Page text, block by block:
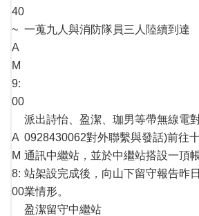
40
~
A
M
9:
00
一蒐九人與消防隊員三人陸續到達
A
M
8:
00
派出詩怡、盈潔、珈男等帶無線電
0928430062對外聯繫與發話)前往
通訊中繼站，並於中繼站搭設一頂
站架設完成後，向山下留守報告昨
業情形。
盈潔留守中繼站